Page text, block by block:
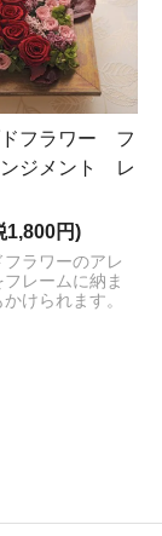
ドフラワー フ
ンジメント レ
1,800円)
ラワーのアレ
レームに納ま
けられます。